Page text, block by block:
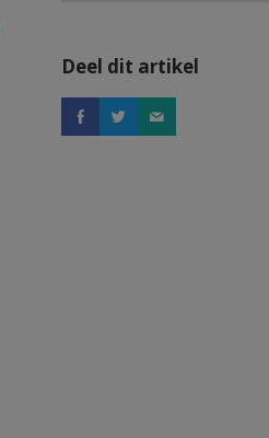
Deel dit artikel